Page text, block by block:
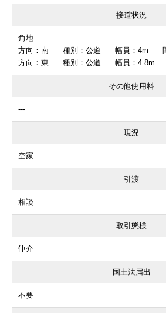
接道状況
角地
方向：南 種別：公道 幅員：4m 間
方向：東 種別：公道 幅員：4.8m
その他使用料
---
現況
空家
引渡
相談
取引態様
仲介
国土法届出
不要